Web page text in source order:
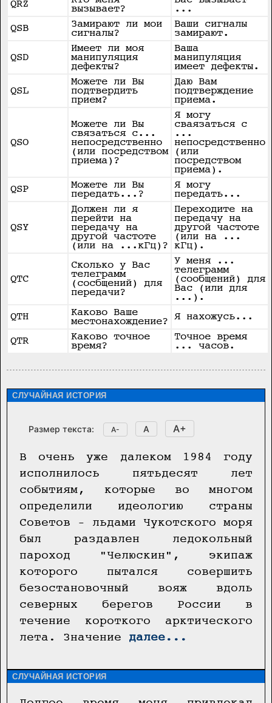
QRZ
вызывает?
...
QSB
Замирают ли мои
сигналы?
Ваши сигналы
замирают.
QSD
Имеет ли моя
манипуляция
дефекты?
Ваша
манипуляция
имеет дефекты.
QSL
Можете ли Вы
подтвердить
прием?
Даю Вам
подтверждение
приема.
QSO
Можете ли Вы
связаться с...
непосредственно
(или посредством
приема)?
Я могу
сваязаться с
...
непосредственно
(или
посредством
приема).
QSP
Можете ли Вы
передать...?
Я могу
передать...
QSY
Должен ли я
перейти на
передачу на
другой частоте
(или на ...кГц)?
Переходите на
передачу на
другой частоте
(или на ...
кГц).
QTC
Сколько у Вас
телеграмм
(сосбщений) для
передачи?
У меня ...
телеграмм
(сообщений) для
Вас (или для
...).
QTH
Каково Ваше
местонахождение?
Я нахожусь...
QTR
Каково точное
время?
Точное время
... часов.
СЛУЧАЙНАЯ ИСТОРИЯ
Размер текста: A- A A+
В очень уже далеком 1984 году
исполнилось пятьдесят лет
событиям, которые во многом
определили идеологию страны
Советов – льдами Чукотского моря
был раздавлен ледокольный
пароход "Челюскин", экипаж
которого пытался совершить
безостановочный вояж вдоль
северных берегов России в
течение короткого арктического
лета. Значение далее...
СЛУЧАЙНАЯ ИСТОРИЯ